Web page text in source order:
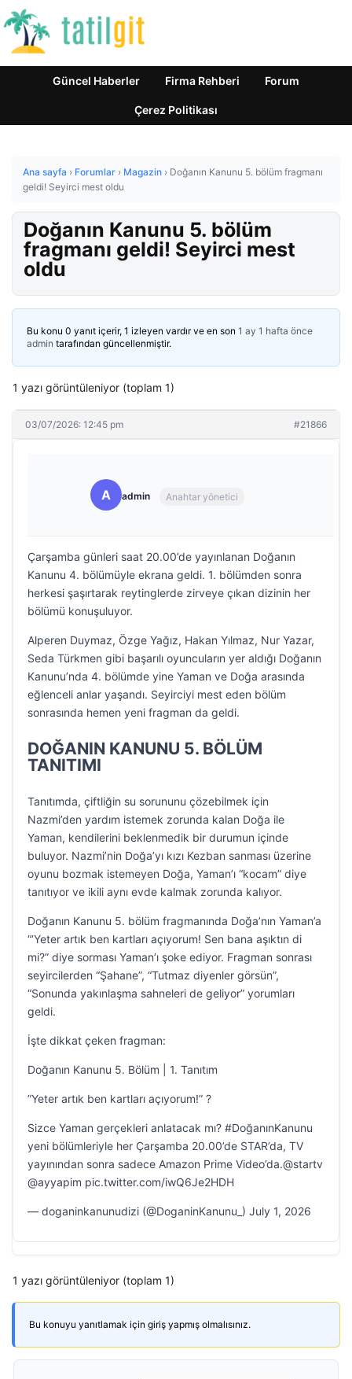
Güncel Haberler Firma Rehberi Forum
Çerez Politikası
Ana sayfa › Forumlar › Magazin › Doğanın Kanunu 5. bölüm fragmanı
geldi! Seyirci mest oldu
Doğanın Kanunu 5. bölüm
fragmanı geldi! Seyirci mest
oldu
Bu konu 0 yanıt içerir, 1 izleyen vardır ve en son 1 ay 1 hafta önce
admin tarafından güncellenmiştir.
1 yazı görüntüleniyor (toplam 1)
03/07/2026: 12:45 pm #21866
A admin Anahtar yönetici
Çarşamba günleri saat 20.00’de yayınlanan Doğanın
Kanunu 4. bölümüyle ekrana geldi. 1. bölümden sonra
herkesi şaşırtarak reytinglerde zirveye çıkan dizinin her
bölümü konuşuluyor.
Alperen Duymaz, Özge Yağız, Hakan Yılmaz, Nur Yazar,
Seda Türkmen gibi başarılı oyuncuların yer aldığı Doğanın
Kanunu’nda 4. bölümde yine Yaman ve Doğa arasında
eğlenceli anlar yaşandı. Seyirciyi mest eden bölüm
sonrasında hemen yeni fragman da geldi.
DOĞANIN KANUNU 5. BÖLÜM
TANITIMI
Tanıtımda, çiftliğin su sorununu çözebilmek için
Nazmi’den yardım istemek zorunda kalan Doğa ile
Yaman, kendilerini beklenmedik bir durumun içinde
buluyor. Nazmi’nin Doğa’yı kızı Kezban sanması üzerine
oyunu bozmak istemeyen Doğa, Yaman’ı “kocam” diye
tanıtıyor ve ikili aynı evde kalmak zorunda kalıyor.
Doğanın Kanunu 5. bölüm fragmanında Doğa’nın Yaman’a
“‘Yeter artık ben kartları açıyorum! Sen bana aşıktın di
mi?” diye sorması Yaman’ı şoke ediyor. Fragman sonrası
seyircilerden “Şahane”, “Tutmaz diyenler görsün”,
“Sonunda yakınlaşma sahneleri de geliyor” yorumları
geldi.
İşte dikkat çeken fragman:
Doğanın Kanunu 5. Bölüm | 1. Tanıtım
”Yeter artık ben kartları açıyorum!” ?
Sizce Yaman gerçekleri anlatacak mı? #DoğanınKanunu
yeni bölümleriyle her Çarşamba 20.00’de STAR’da, TV
yayınından sonra sadece Amazon Prime Video’da.@startv
@ayyapim pic.twitter.com/iwQ6Je2HDH
— doganinkanunudizi (@DoganinKanunu_) July 1, 2026
1 yazı görüntüleniyor (toplam 1)
Bu konuyu yanıtlamak için giriş yapmış olmalısınız.